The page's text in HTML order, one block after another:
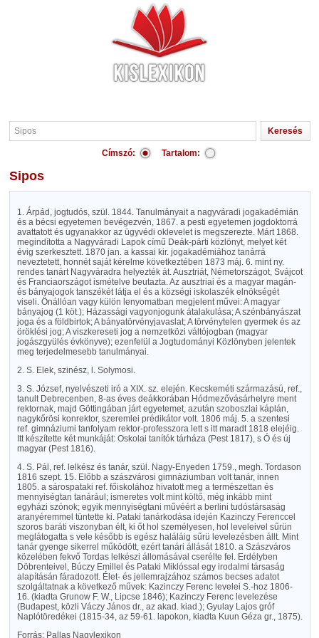
Címszó: Tartalom:
Sipos
1. Árpád, jogtudós, szül. 1844. Tanulmányait a nagyváradi jogakadémián
és a bécsi egyetemen bevégezvén, 1867. a pesti egyetemen jogdoktorrá
avattatott és ugyanakkor az ügyvédi oklevelet is megszerezte. Márt 1868.
megindította a Nagyváradi Lapok című Deák-párti közlönyt, melyet két
évig szerkesztett. 1870 jan. a kassai kir. jogakadémiához tanárrá
neveztetett, honnét saját kérelme következtében 1873 máj. 6. mint ny.
rendes tanárt Nagyváradra helyezték át. Ausztriát, Németországot, Svájcot
és Franciaországot ismételve beutazta. Az ausztriai és a magyar magán-
és bányajogok tanszékét látja el és a községi iskolaszék elnökségét
viseli. Önállóan vagy külön lenyomatban megjelent művei: A magyar
bányajog (1 köt.); Házassági vagyonjogunk átalakulása; A szénbányászat
joga és a földbirtok; A bányatörvényjavaslat; A törvénytelen gyermek és az
öröklési jog; A viszkereseti jog a nemzetközi váltójogban (magyar
jogászgyülés évkönyve); ezenfelül a Jogtudományi Közlönyben jelentek
meg terjedelmesebb tanulmányai.
2. S. Elek, szinész, l. Solymosi.
3. S. József, nyelvészeti iró a XIX. sz. elején. Kecskeméti származású, ref.,
tanult Debrecenben, 8-as éves deákkorában Hódmezővásárhelyre ment
rektornak, majd Göttingában járt egyetemet, azután szoboszlai káplán,
nagykőrösi konrektor, szeremlei prédikátor volt. 1806 máj. 5. a szentesi
ref. gimnáziumi tanfolyam rektor-professzora lett s itt maradt 1818 elejéig.
Itt készítette két munkáját: Oskolai tanítók tárháza (Pest 1817), s Ó és új
magyar (Pest 1816).
4. S. Pál, ref. lelkész és tanár, szül. Nagy-Enyeden 1759., megh. Tordason
1816 szept. 15. Előbb a szászvárosi gimnáziumban volt tanár, innen
1805. a sárospataki ref. főiskolához hivatott meg a természettan és
mennyiségtan tanárául; ismeretes volt mint költő, még inkább mint
egyházi szónok; egyik mennyiségtani művéért a berlini tudóstársaság
aranyéremmel tüntette ki. Pataki tanárkodása idején Kazinczy Ferenccel
szoros baráti viszonyban élt, ki őt hol személyesen, hol leveleivel sűrün
meglátogatta s vele később is egész haláláig sűrü levelezésben állt. Mint
tanár gyenge sikerrel működött, ezért tanári állását 1810. a Szászváros
közelében fekvő Tordas lelkészi állomásával cserélte fel. Erdélyben
Döbrenteivel, Búczy Emillel és Pataki Miklóssal egy irodalmi társaság
alapításán fáradozott. Élet- és jellemrajzához számos becses adatot
szolgáltatnak a következő művek: Kazinczy Ferenc levelei S.-hoz 1806-
16. (kiadta Grunow F. W., Lipcse 1846); Kazinczy Ferenc levelezése
(Budapest, közli Váczy János dr., az akad. kiad.); Gyulay Lajos gróf
Naplótöredékei (1815-34, az 59-61. lapokon, kiadta Kuun Géza gr., 1875).
Forrás: Pallas Nagylexikon